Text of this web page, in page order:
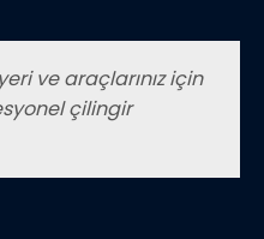
ve araçlarınız için
çilingir